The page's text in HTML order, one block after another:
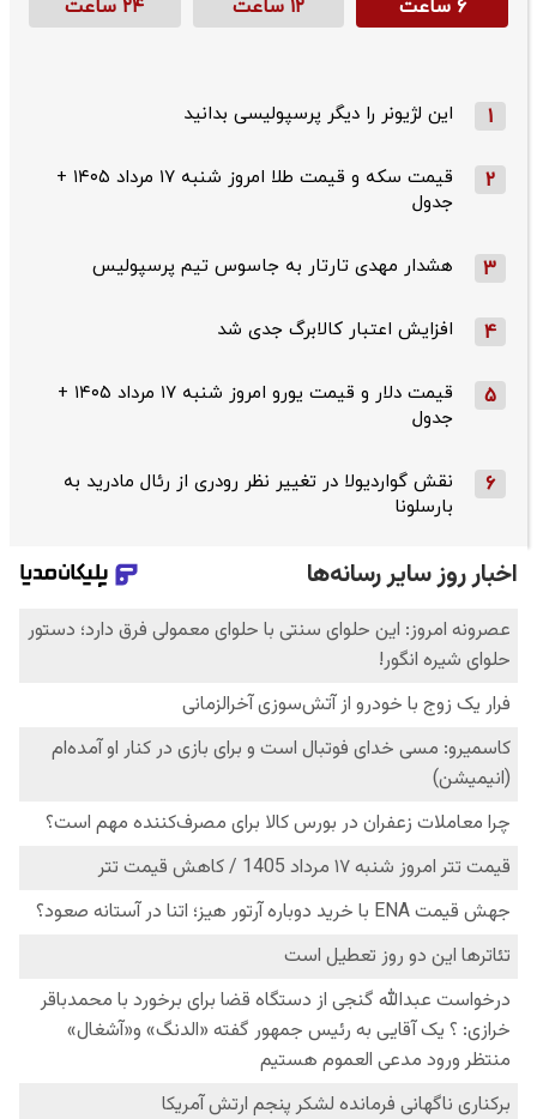
۶ ساعت ۱۲ ساعت ۲۴ ساعت
1 این لژیونر را دیگر پرسپولیسی بدانید
2
قیمت سکه و قیمت طلا امروز شنبه ۱۷ مرداد ۱۴۰۵ +
جدول
3 هشدار مهدی تارتار به جاسوس تیم پرسپولیس
4 افزایش اعتبار کالابرگ جدی شد
5
قیمت دلار و قیمت یورو امروز شنبه ۱۷ مرداد ۱۴۰۵ +
جدول
6
نقش گواردیولا در تغییر نظر رودری از رئال مادرید به
بارسلونا